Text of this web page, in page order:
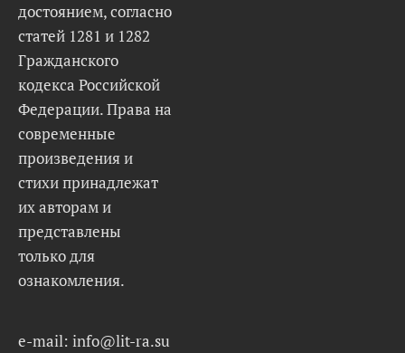
достоянием, согласно
статей 1281 и 1282
Гражданского
кодекса Российской
Федерации. Права на
современные
произведения и
стихи принадлежат
их авторам и
представлены
только для
ознакомления.
e-mail: info@lit-ra.su